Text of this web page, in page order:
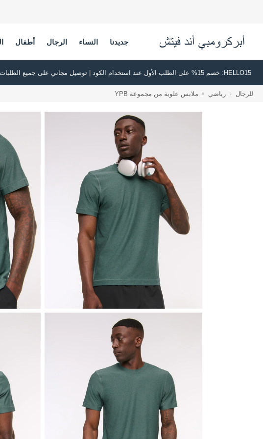
جديدنا النساء الرجال أطفال
HELLO15: خصم 15% على الطلب الأول عند استخدام الكود | توصيل مجاني على جميع الطلبات بقيمة 500 ريال سعودي أو أكثر | اشترِ الآن وادفع لاحقًا عبر تابي وتمارا
للرجال رياضي ملابس علوية من مجموعة YPB